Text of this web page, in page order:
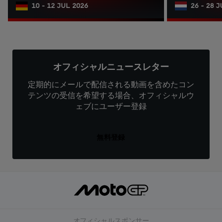
10 - 12 JUL 2026 26 - 28
オフィシャルニュースレター
定期的にメールで配信される動画を含めたコン
テンツの受信を希望する場合、オフィシャルウ
ェブにユーザー登録